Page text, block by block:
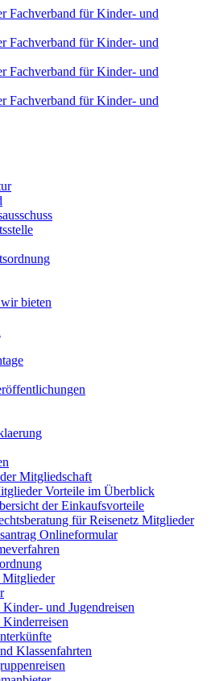
bieten
Mitgliedschaft
Vorteile im Überblick
der Einkaufsvorteile
für Reisenetz Mitglieder
Onlineformular
Mitglieder
Kinder- und Jugendreisen
Kinderreisen
Klassenfahrten